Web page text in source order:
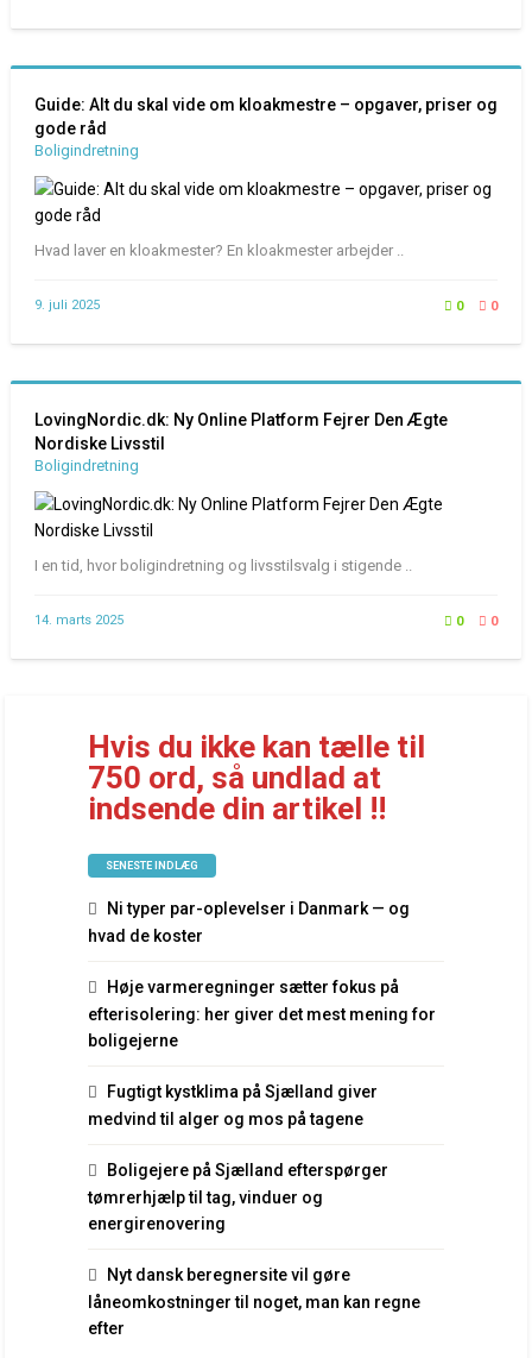
Guide: Alt du skal vide om kloakmestre – opgaver, priser og
gode råd
Boligindretning
Hvad laver en kloakmester? En kloakmester arbejder ..
9. juli 2025 0 0
LovingNordic.dk: Ny Online Platform Fejrer Den Ægte
Nordiske Livsstil
Boligindretning
I en tid, hvor boligindretning og livsstilsvalg i stigende ..
14. marts 2025 0 0
Hvis du ikke kan tælle til
750 ord, så undlad at
indsende din artikel !!
SENESTE INDLÆG
Ni typer par-oplevelser i Danmark — og
hvad de koster
Høje varmeregninger sætter fokus på
efterisolering: her giver det mest mening for
boligejerne
Fugtigt kystklima på Sjælland giver
medvind til alger og mos på tagene
Boligejere på Sjælland efterspørger
tømrerhjælp til tag, vinduer og
energirenovering
Nyt dansk beregnersite vil gøre
låneomkostninger til noget, man kan regne
efter